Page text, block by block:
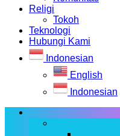
Religi
Tokoh
Teknologi
Hubungi Kami
Indonesian
English
Indonesian